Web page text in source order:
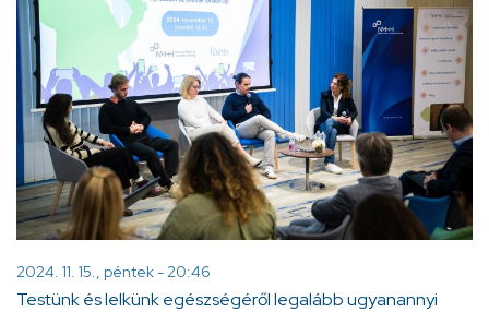
2024. 11. 15., péntek - 20:46
Testünk és lelkünk egészségéről legalább ugyanannyi